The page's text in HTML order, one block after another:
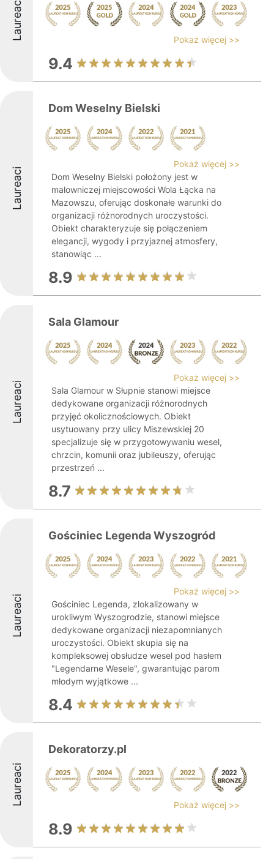
Laureaci Pokaż więcej >>
9.4
Laureaci
Dom Weselny Bielski
Pokaż więcej >>
Dom Weselny Bielski położony jest w
malowniczej miejscowości Wola Łącka na
Mazowszu, oferując doskonałe warunki do
organizacji różnorodnych uroczystości.
Obiekt charakteryzuje się połączeniem
elegancji, wygody i przyjaznej atmosfery,
stanowiąc ...
8.9
Laureaci
Sala Glamour
Pokaż więcej >>
Sala Glamour w Słupnie stanowi miejsce
dedykowane organizacji różnorodnych
przyjęć okolicznościowych. Obiekt
usytuowany przy ulicy Miszewskiej 20
specjalizuje się w przygotowywaniu wesel,
chrzcin, komunii oraz jubileuszy, oferując
przestrzeń ...
8.7
Laureaci
Gościniec Legenda Wyszogród
Pokaż więcej >>
Gościniec Legenda, zlokalizowany w
urokliwym Wyszogrodzie, stanowi miejsce
dedykowane organizacji niezapomnianych
uroczystości. Obiekt skupia się na
kompleksowej obsłudze wesel pod hasłem
"Legendarne Wesele", gwarantując parom
młodym wyjątkowe ...
8.4
Laureaci
Dekoratorzy.pl
Pokaż więcej >>
8.9